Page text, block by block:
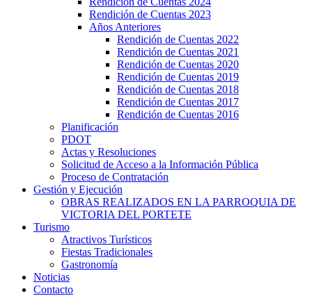
Rendición de Cuentas 2023
Años Anteriores
Rendición de Cuentas 2022
Rendición de Cuentas 2021
Rendición de Cuentas 2020
Rendición de Cuentas 2019
Rendición de Cuentas 2018
Rendición de Cuentas 2017
Rendición de Cuentas 2016
Planificación
PDOT
Actas y Resoluciones
Solicitud de Acceso a la Información Pública
Proceso de Contratación
Gestión y Ejecución
OBRAS REALIZADOS EN LA PARROQUIA DE
VICTORIA DEL PORTETE
Turismo
Atractivos Turísticos
Fiestas Tradicionales
Gastronomía
Noticias
Contacto